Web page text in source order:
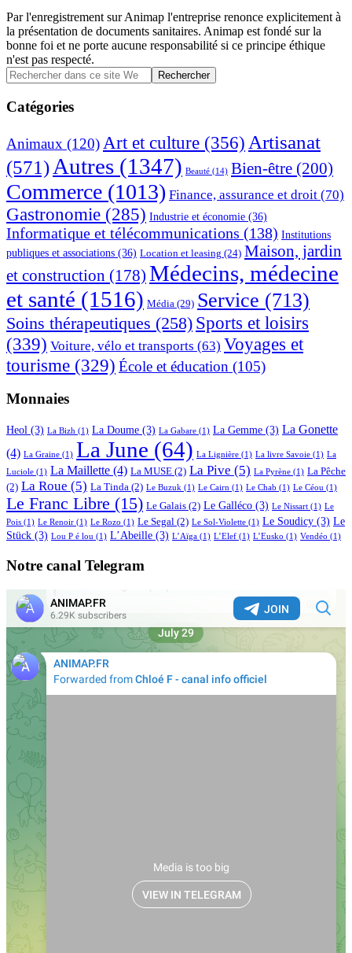
Par l'enregistrement sur Animap l'entreprise renonce explicitement à
la présentation de documents sanitaires. Animap est fondé sur la
bonne foi et ne porte aucune responsabilité si ce principe éthique
n'est pas respecté.
Barre
latérale
principale
Rechercher
dans
ce
site
Catégories
Animaux (120) Art et culture (356) Artisanat
(571) Autres (1347) Beauté (14) Bien-être (200)
Commerce (1013) Finance, assurance et droit (70)
Gastronomie (285) Industrie et économie (36)
Informatique et télécommunications (138) Institutions
publiques et associations (36) Location et leasing (24) Maison, jardin
et construction (178) Médecins, médecine
et santé (1516) Média (29) Service (713)
Soins thérapeutiques (258) Sports et loisirs
(339) Voiture, vélo et transports (63) Voyages et
tourisme (329) École et éducation (105)
Monnaies
Heol (3) La Bizh (1) La Doume (3) La Gabare (1) La Gemme (3) La Gonette
(4) La Graine (1) La June (64) La Lignière (1) La livre Savoie (1) La
Luciole (1) La Maillette (4) La MUSE (2) La Pive (5) La Pyrène (1) La Pêche
(2) La Roue (5) La Tinda (2) Le Buzuk (1) Le Cairn (1) Le Chab (1) Le Céou (1)
Le Franc Libre (15) Le Galais (2) Le Galléco (3) Le Nissart (1) Le
Pois (1) Le Renoir (1) Le Rozo (1) Le Segal (2) Le Sol-Violette (1) Le Soudicy (3) Le
Stück (3) Lou P é lou (1) L’Abeille (3) L’Aïga (1) L’Elef (1) L’Eusko (1) Vendéo (1)
Notre canal Telegram